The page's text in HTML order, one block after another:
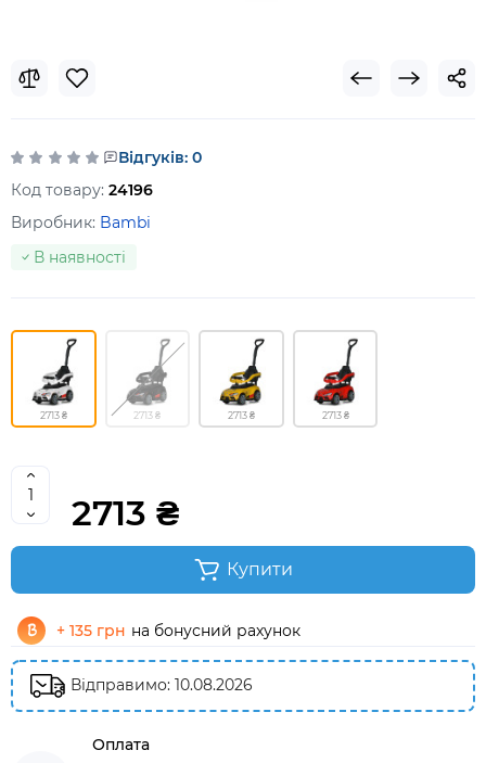
Відгуків: 0
Код товару: 24196
Виробник: Bambi
В наявності
2713 ₴ 2713 ₴ 2713 ₴ 2713 ₴
2713 ₴
Купити
+ 135 грн на бонусний рахунок
Відправимо: 10.08.2026
Оплата